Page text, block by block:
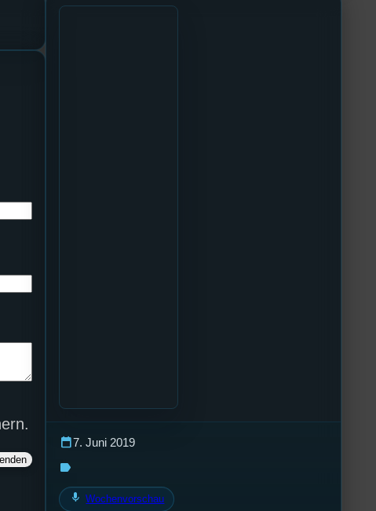
calendar_today7. Juni 2019
label
mic Wochenvorschau